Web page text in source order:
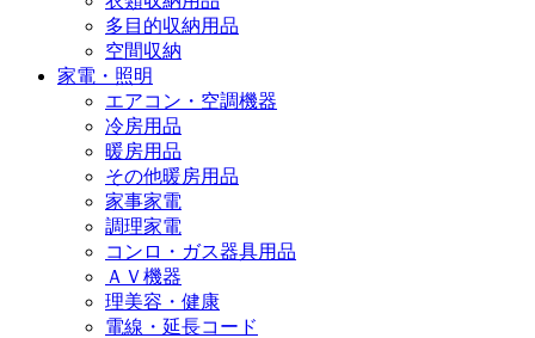
多目的収納用品
空間収納
家電・照明
エアコン・空調機器
冷房用品
暖房用品
その他暖房用品
家事家電
調理家電
コンロ・ガス器具用品
ＡＶ機器
理美容・健康
電線・延長コード